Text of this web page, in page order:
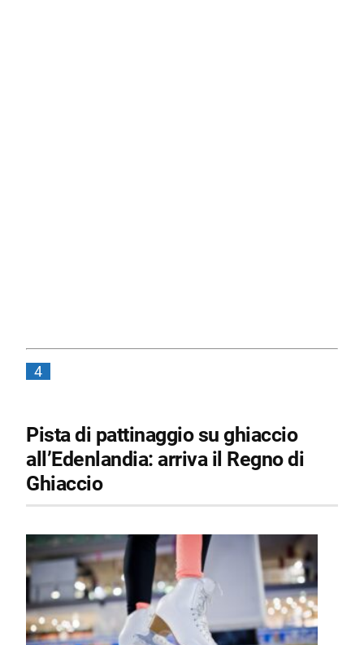
4
Pista di pattinaggio su ghiaccio
all’Edenlandia: arriva il Regno di
Ghiaccio